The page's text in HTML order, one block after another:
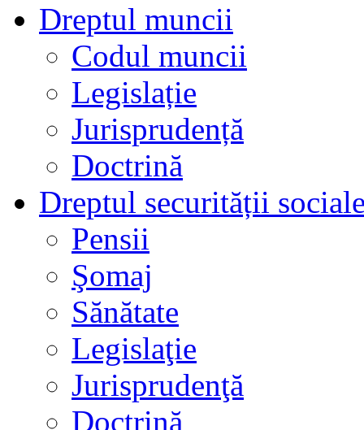
Dreptul muncii
Codul muncii
Legislație
Jurisprudență
Doctrină
Dreptul securității
Pensii
Şomaj
Sănătate
Legislaţie
Jurisprudenţă
Doctrină